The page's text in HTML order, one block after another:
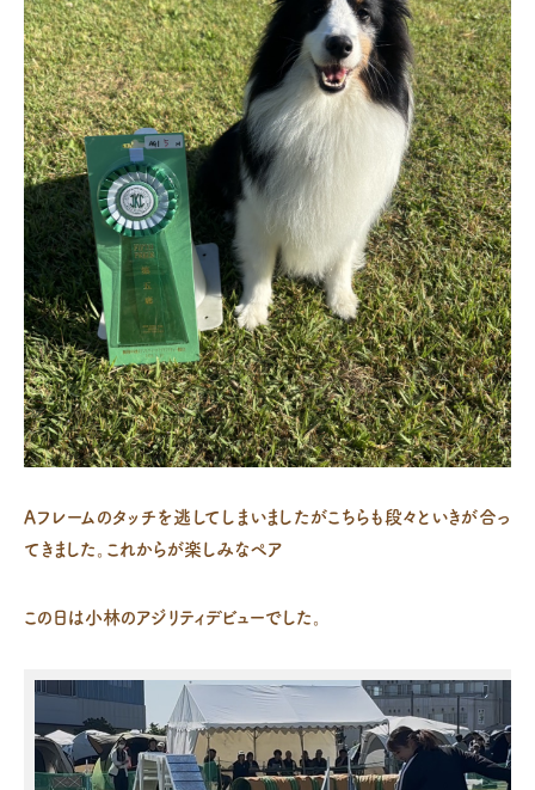
Aフレームのタッチを逃してしまいましたがこちらも段々といきが合っ
てきました。これからが楽しみなペア
この日は小林のアジリティデビューでした。